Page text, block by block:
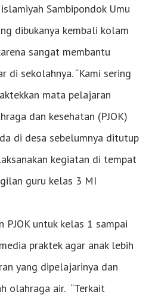
Sambipondok Umu
dibukanya kembali kolam
sangat membantu
di sekolahnya. “Kami sering
mata pelajaran
dan kesehatan (PJOK)
di desa sebelumnya ditutup
kegiatan di tempat
guru kelas 3 MI
untuk kelas 1 sampai
praktek agar anak lebih
yang dipelajarinya dan
olahraga air. “Terkait